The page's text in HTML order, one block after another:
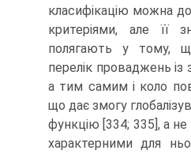
класифікацію можна
критеріями, але її
полягають у тому,
перелік проваджень із
а тим самим і коло
що дає змогу
функцію [334; 335], а не
характерними для